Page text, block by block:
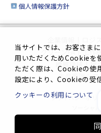
個人情報保護方針
クリーンFA | 工作
繊維機械 | 複
生産管理シス
プライバシーポリシ
Innovation.
当サイトでは、お客さま
用いただくためCookieを
ただく際は、Cookieの使
設定により、Cookieの受
クッキーの利用について